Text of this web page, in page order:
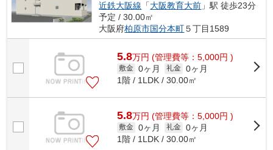
近鉄大阪線 「大阪教育大前 」駅 徒歩23分
予定 / 30.00㎡
大阪府柏原市国分本町５丁目1589
5.8万円 (管理費等：5,000円 )
敷金 0ヶ月 礼金 0ヶ月
1階 / 1LDK / 30.00㎡
5.8万円 (管理費等：5,000円 )
敷金 0ヶ月 礼金 0ヶ月
1階 / 1LDK / 30.00㎡